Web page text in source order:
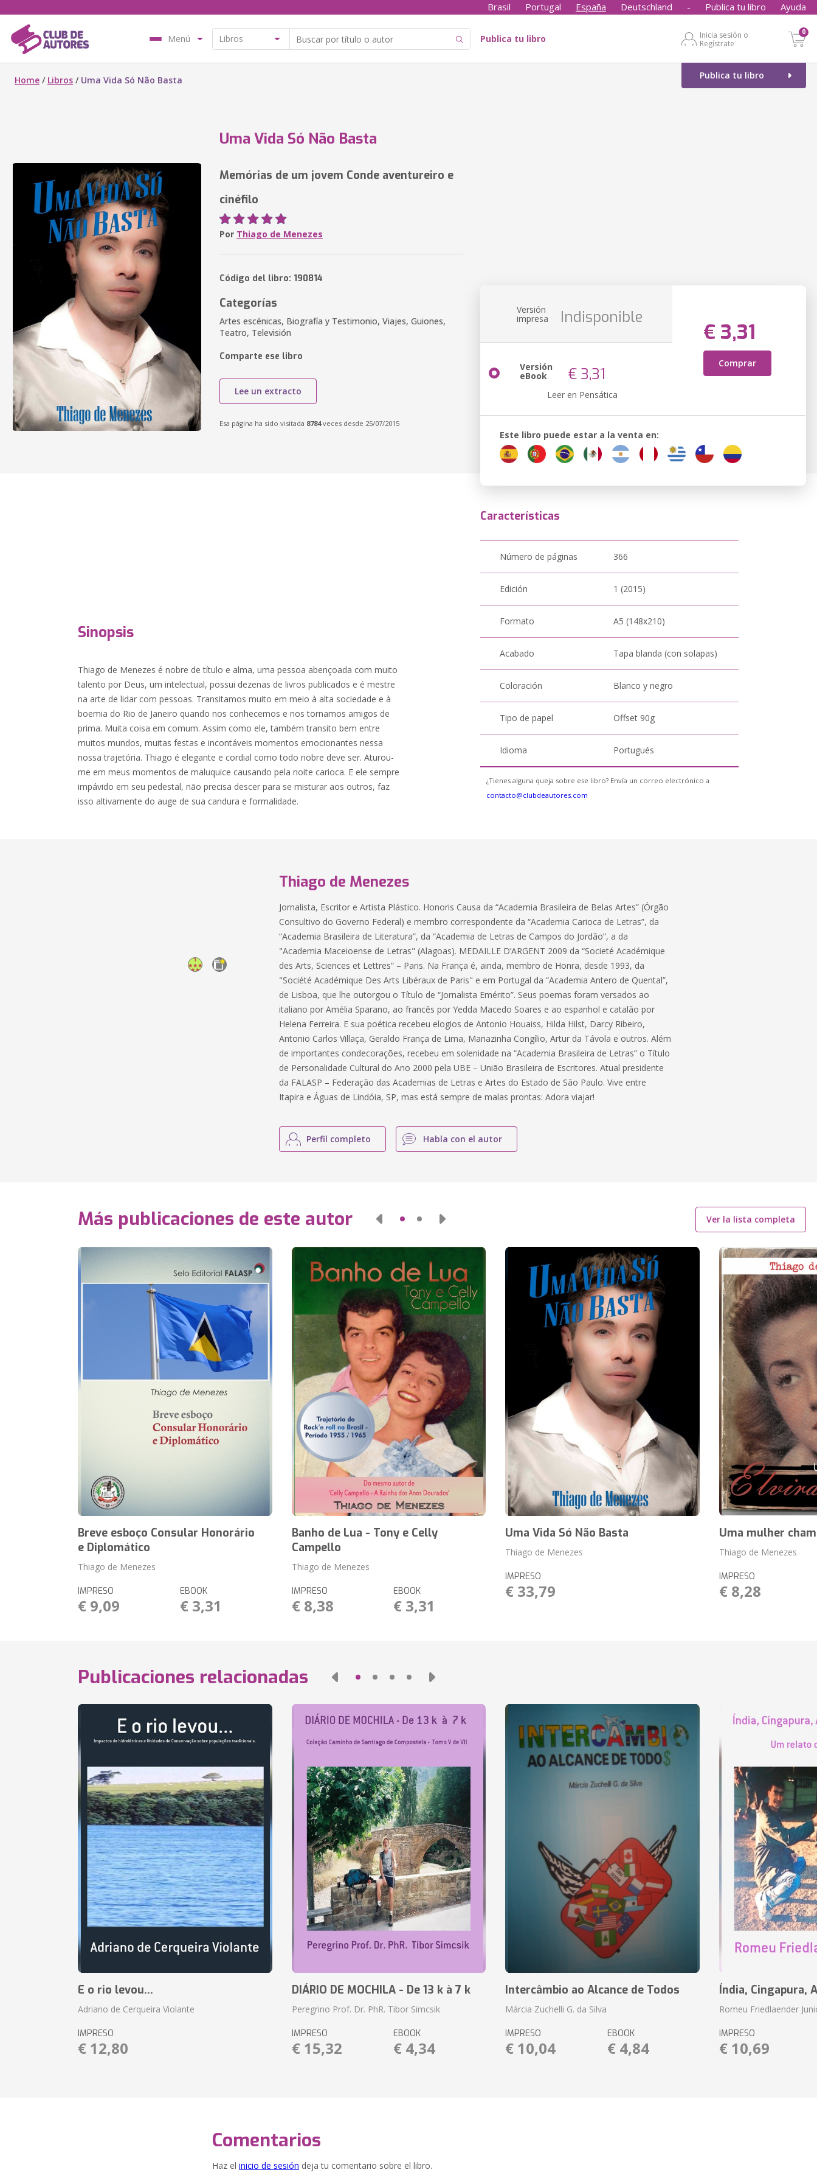
Brasil Portugal España Deutschland - Publica tu libro Ayuda
Menú Publica tu libro
Inicia sesión o
Regístrate
0
Publica tu libro
Home / Libros / Uma Vida Só Não Basta
Uma Vida Só Não Basta
Memórias de um jovem Conde aventureiro e
cinéfilo
Por Thiago de Menezes
Código del libro: 190814
Categorías
Artes escénicas, Biografía y Testimonio, Viajes, Guiones,
Teatro, Televisión
Comparte ese libro
Lee un extracto
Esa página ha sido visitada 8784veces desde 25/07/2015
Versión
impresa Indisponible
€ 3,31
Comprar
Versión
eBook € 3,31
Leer en Pensática
Este libro puede estar a la venta en:
Sinopsis
Thiago de Menezes é nobre de título e alma, uma pessoa abençoada com muito
talento por Deus, um intelectual, possui dezenas de livros publicados e é mestre
na arte de lidar com pessoas. Transitamos muito em meio à alta sociedade e à
boemia do Rio de Janeiro quando nos conhecemos e nos tornamos amigos de
prima. Muita coisa em comum. Assim como ele, também transito bem entre
muitos mundos, muitas festas e incontáveis momentos emocionantes nessa
nossa trajetória. Thiago é elegante e cordial como todo nobre deve ser. Aturou-
me em meus momentos de maluquice causando pela noite carioca. E ele sempre
impávido em seu pedestal, não precisa descer para se misturar aos outros, faz
isso altivamente do auge de sua candura e formalidade.
Características
Número de páginas 366
Edición 1 (2015)
Formato A5 (148x210)
Acabado Tapa blanda (con solapas)
Coloración Blanco y negro
Tipo de papel Offset 90g
Idioma Portugués
¿Tienes alguna queja sobre ese libro? Envía un correo electrónico a
contacto@clubdeautores.com
Thiago de Menezes
Jornalista, Escritor e Artista Plástico. Honoris Causa da “Academia Brasileira de Belas Artes” (Órgão
Consultivo do Governo Federal) e membro correspondente da “Academia Carioca de Letras”, da
“Academia Brasileira de Literatura”, da “Academia de Letras de Campos do Jordão”, a da
"Academia Maceioense de Letras" (Alagoas). MEDAILLE D’ARGENT 2009 da “Societé Académique
des Arts, Sciences et Lettres” – Paris. Na França é, ainda, membro de Honra, desde 1993, da
"Société Académique Des Arts Libéraux de Paris" e em Portugal da “Academia Antero de Quental”,
de Lisboa, que lhe outorgou o Título de “Jornalista Emérito”. Seus poemas foram versados ao
italiano por Amélia Sparano, ao francês por Yedda Macedo Soares e ao espanhol e catalão por
Helena Ferreira. E sua poética recebeu elogios de Antonio Houaiss, Hilda Hilst, Darcy Ribeiro,
Antonio Carlos Villaça, Geraldo França de Lima, Mariazinha Congílio, Artur da Távola e outros. Além
de importantes condecorações, recebeu em solenidade na “Academia Brasileira de Letras” o Título
de Personalidade Cultural do Ano 2000 pela UBE – União Brasileira de Escritores. Atual presidente
da FALASP – Federação das Academias de Letras e Artes do Estado de São Paulo. Vive entre
Itapira e Águas de Lindóia, SP, mas está sempre de malas prontas: Adora viajar!
Perfil completo Habla con el autor
Más publicaciones de este autor Ver la lista completa
Breve esboço Consular Honorário
e Diplomático
Thiago de Menezes
IMPRESO
€ 9,09
EBOOK
€ 3,31
Banho de Lua - Tony e Celly
Campello
Thiago de Menezes
IMPRESO
€ 8,38
EBOOK
€ 3,31
Uma Vida Só Não Basta
Thiago de Menezes
IMPRESO
€ 33,79
Uma mulher
Thiago de Menezes
IMPRESO
€ 8,28
Publicaciones relacionadas
E o rio levou...
Adriano de Cerqueira Violante
IMPRESO
€ 12,80
DIÁRIO DE MOCHILA - De 13 k à 7 k
Peregrino Prof. Dr. PhR. Tibor Simcsik
IMPRESO
€ 15,32
EBOOK
€ 4,34
Intercâmbio ao Alcance de Todos
Márcia Zuchelli G. da Silva
IMPRESO
€ 10,04
EBOOK
€ 4,84
Índia, Cingapura,
Romeu Friedlaender
IMPRESO
€ 10,69
Comentarios
Haz el inicio de sesión deja tu comentario sobre el libro.